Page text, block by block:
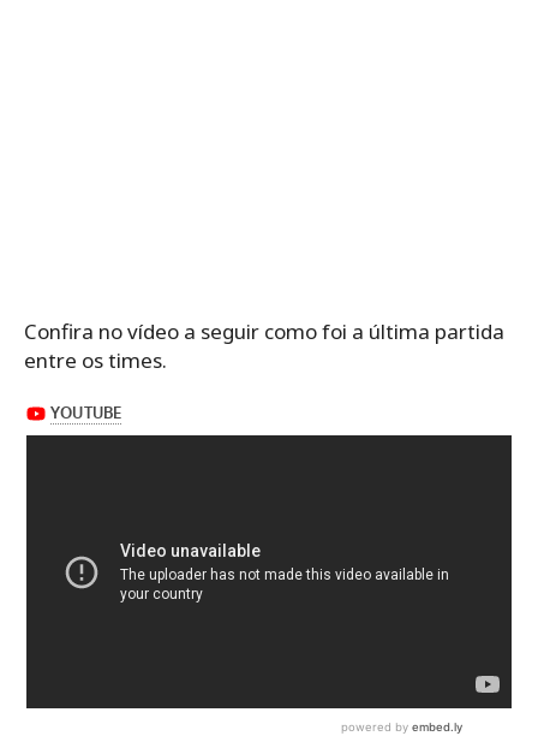
Confira no vídeo a seguir como foi a última partida
entre os times.